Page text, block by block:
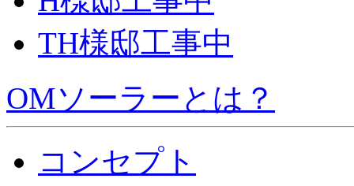
TH様邸工事中
OMソーラーとは？
コンセプト